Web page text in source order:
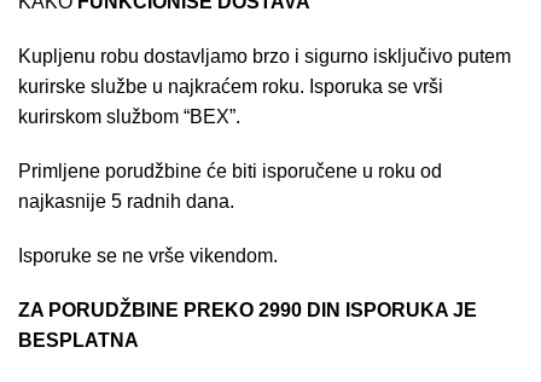
Kupljenu robu dostavljamo brzo i sigurno isključivo putem
kurirske službe u najkraćem roku. Isporuka se vrši
kurirskom službom “BEX”.
Primljene porudžbine će biti isporučene u roku od
najkasnije 5 radnih dana.
Isporuke se ne vrše vikendom.
ZA PORUDŽBINE PREKO 2990 DIN ISPORUKA JE
BESPLATNA